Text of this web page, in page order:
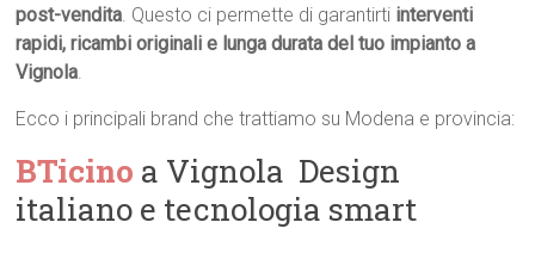
post-vendita. Questo ci permette di garantirti interventi
rapidi, ricambi originali e lunga durata del tuo impianto a
Vignola.
Ecco i principali brand che trattiamo su Modena e provincia:
BTicino a Vignola  Design
italiano e tecnologia smart